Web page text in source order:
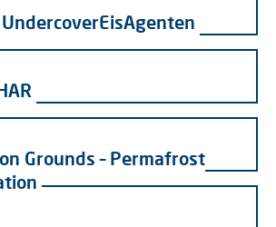
UndercoverEisAgenten
Grounds – Permafrost